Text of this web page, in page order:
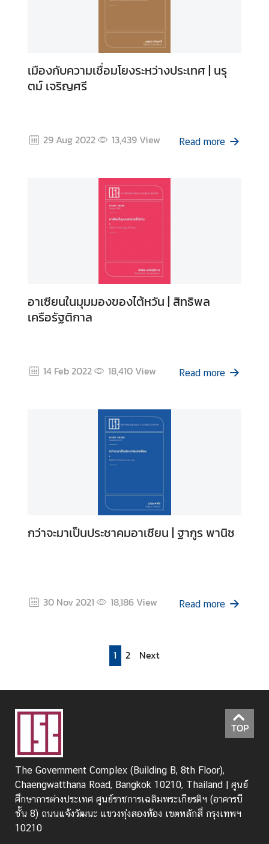
เมืองกับความเชื่อมโยงระหว่างประเทศ | นรุ
ตม์ เจริญศรี
29 Aug 2022 13,439View Read more
อาเซียนในมุมมองของไต้หวัน | สิทธิพล
เครือรัฐติกาล
14 Feb 2022 18,410View Read more
กว่าจะมาเป็นประชาคมอาเซียน | ฐากูร พานิช
30 Nov 2021 18,186View Read more
1 2 Next
TOP
The Government Complex (Building B, 8th Floor),
Chaengwatthana Road, Bangkok 10210, Thailand | ศูนย์
ศึกษาการต่างประเทศ ศูนย์ราชการเฉลิมพระเกียรติฯ (อาคารบี
ชั้น 8) ถนนแจ้งวัฒนะ แขวงทุ่งสองห้อง เขตหลักสี่ กรุงเทพฯ
10210